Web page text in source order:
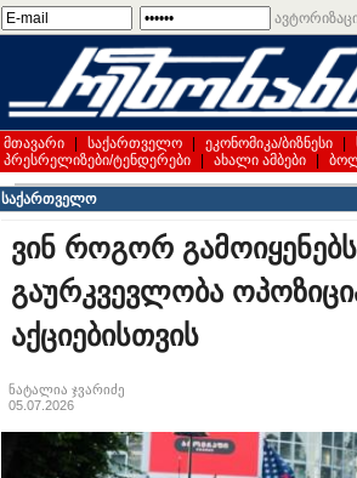
მთავარი საქართველო ეკონომიკა/ბიზნესი
პრესრელიზები/ტენდერები
ახალი ამბები
საქართველო
ვინ როგორ
გაურკვევლობა
აქციებისთვის
ნატალია ჯვარიძე
05.07.2026